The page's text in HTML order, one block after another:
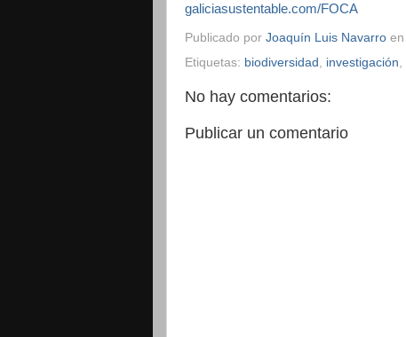
galiciasustentable.com/FOCA
Publicado por Joaquín Luis Navarro en
Etiquetas: biodiversidad investigación
No hay comentarios:
Publicar un comentario